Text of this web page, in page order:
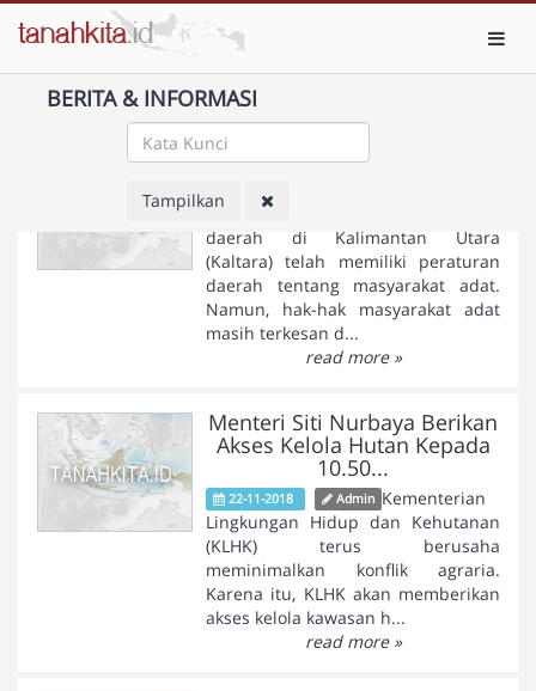
BERITA & INFORMASI
Tampilkan
Belum Ada Penetapan Hutan
daerah di Kalimantan Utara
(Kaltara) telah memiliki peraturan
daerah tentang masyarakat adat.
Namun, hak-hak masyarakat adat
masih terkesan d...
read more »
Menteri Siti Nurbaya Berikan
Akses Kelola Hutan Kepada
10.50...
22-11-2018 Admin Kementerian
Lingkungan Hidup dan Kehutanan
(KLHK) terus berusaha
meminimalkan konflik agraria.
Karena itu, KLHK akan memberikan
akses kelola kawasan h...
read more »